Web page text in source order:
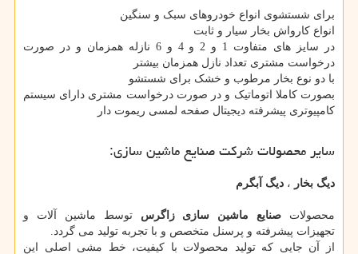
برای شستشوی انواع خودروهای سبک و سنگین
انواع کارواش بخار سیار و ثابت
در سایز های متفاوت 1 و 2 و 4 و 6 نازله همزمان و در صورت
درخواست مشتری تعداد نازل همزمان بیشتر
با دو نوع بخار مرطوب و خشک برای شستشو
بصورت کاملا اتوماتیک و در صورت درخواست مشتری دارای سیستم
کامپیوتری پیشرفته دیجیتال صفحه لمسی ریموت دار
سایر محصولات شرکت صنایع ماشین سازی:
دیگ بخار ، دیگ آبگرم
محصولات صنایع ماشین سازی زاگرس توسط ماشین آلات و
تجهیزات پیشرفته و پرسنل متخصص و با تجربه تولید می گردد.
از آن جایی که تولید محصولات با کیفیت، خط مشی اصلی این